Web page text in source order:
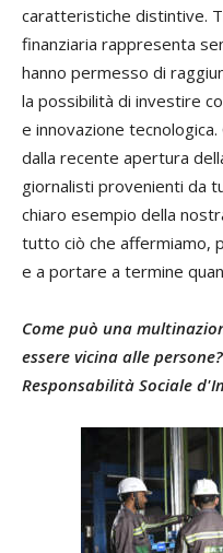
caratteristiche distintive.
finanziaria rappresenta
hanno permesso di
la possibilità di investire
e innovazione
dalla recente apertura
giornalisti provenienti da
chiaro esempio della
tutto ciò che affermiamo,
e a portare a termine
Come può una
essere vicina alle
Responsabilità Sociale